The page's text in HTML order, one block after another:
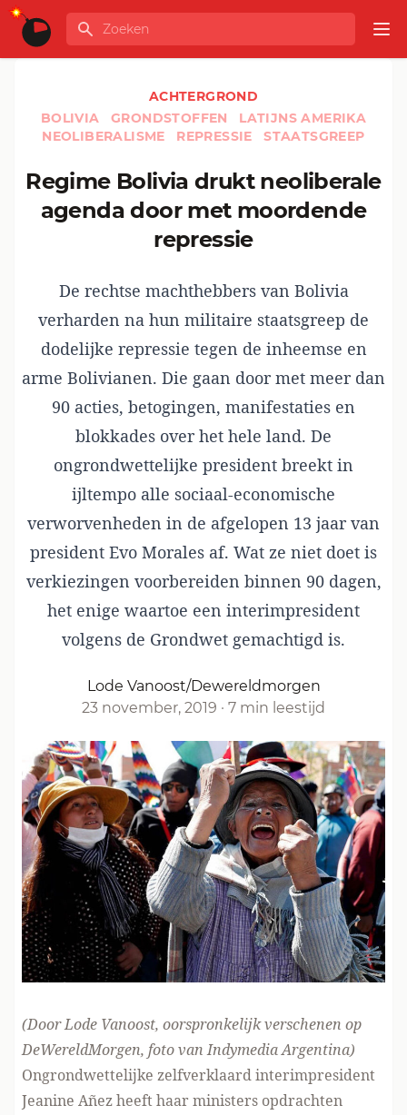
Ga naar de inhoud
GLOBALINFO
Zoeken
ACHTERGROND
BOLIVIA
GRONDSTOFFEN
LATIJNS AMERIKA
NEOLIBERALISME
REPRESSIE STAATSGREEP
Regime Bolivia drukt neoliberale
agenda door met moordende
repressie
De rechtse machthebbers van Bolivia
verharden na hun militaire staatsgreep de
dodelijke repressie tegen de inheemse en
arme Bolivianen. Die gaan door met meer dan
90 acties, betogingen, manifestaties en
blokkades over het hele land. De
ongrondwettelijke president breekt in
ijltempo alle sociaal-economische
verworvenheden in de afgelopen 13 jaar van
president Evo Morales af. Wat ze niet doet is
verkiezingen voorbereiden binnen 90 dagen,
het enige waartoe een interimpresident
volgens de Grondwet gemachtigd is.
Lode Vanoost/Dewereldmorgen
23 november, 2019 · 7 min leestijd
(Door Lode Vanoost, oorspronkelijk verschenen op
DeWereldMorgen, foto vanIndymedia Argentina)
Ongrondwettelijke zelfverklaard interimpresident
Jeanine Añez heeft haar ministers opdrachten